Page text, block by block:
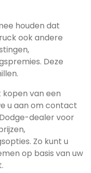
houden dat
ook andere
Deze
van een
u aan om contact
dealer voor
Zo kunt u
op basis van uw